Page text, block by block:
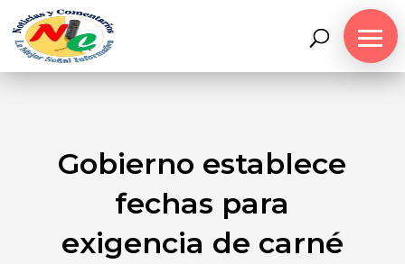
Gobierno establece
fechas para
exigencia de carné